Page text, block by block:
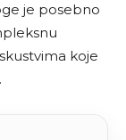
je posebno
koje